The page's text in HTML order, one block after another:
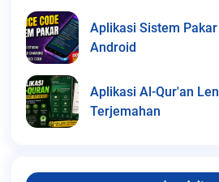
Aplikasi Sistem
Android
Aplikasi Al-Qur'an
Terjemahan